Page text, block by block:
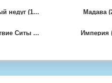
недуг (1... Мадава
Ситы ... Империя